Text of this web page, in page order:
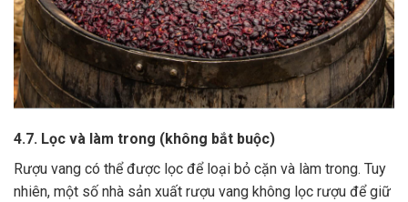
4.7. Lọc và làm trong (không bắt buộc)
Rượu vang có thể được lọc để loại bỏ cặn và làm trong. Tuy
nhiên, một số nhà sản xuất rượu vang không lọc rượu để giữ